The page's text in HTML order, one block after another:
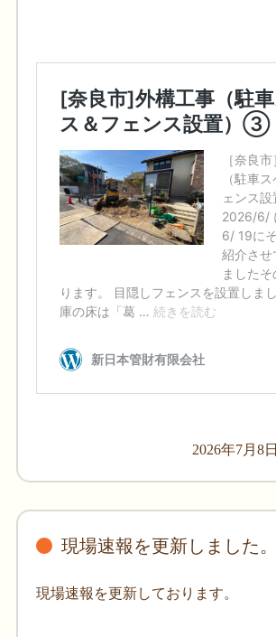
2026年7月8日
現場速報を更新しました。
現場速報を更新しております。